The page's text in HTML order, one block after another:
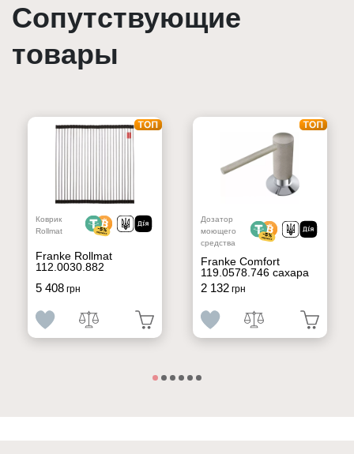
Сопутствующие
товары
Коврик
Rollmat
Franke Rollmat
112.0030.882
5 408грн
Дозатор
моющего
средства
Franke Comfort
119.0578.746 сахара
2 132грн